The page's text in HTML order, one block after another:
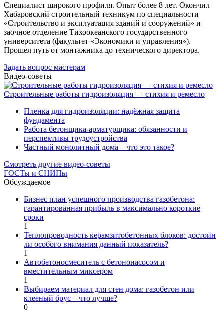
Специалист широкого профиля. Опыт более 8 лет. Окончил
Хабаровский строительный техникум по специальности
«Строительство и эксплуатация зданий и сооружений» и
заочное отделение Тихоокеанского государственного
университета (факультет «Экономики и управления»).
Прошел путь от монтажника до технического директора.
Задать вопрос мастерам
Видео-советы
Строительные работы гидроизоляция — стихия и ремесло
Пленка для гидроизоляции: надёжная защита
фундамента
Работа бетонщика-арматурщика: обязанности и
перспективы трудоустройства
Частный монолитный дома – что это такое?
Смотреть другие видео-советы
ГОСТы и СНИПы
Обсуждаемое
Бизнес план успешного производства газобетона:
гарантированная прибыль в максимально короткие
сроки
1
Теплопроводность керамзитобетонных блоков: достоин
ли особого внимания данный показатель?
1
Автобетоносмеситель с бетононасосом и
вместительным миксером
1
Выбираем материал для стен дома: газобетон или
клееный брус – что лучше?
0